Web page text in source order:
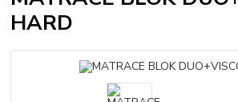
HARD